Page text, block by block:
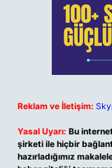
Reklam ve İletişim:
Yasal Uyarı: Bu
şirketi ile hiçbir
hazırladığımız